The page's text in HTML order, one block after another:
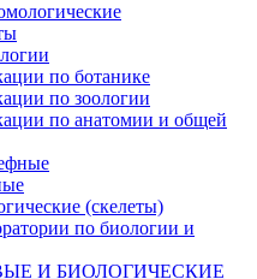
по ботанике
по зоологии
по анатомии и общей
(скелеты)
по биологии и
И БИОЛОГИЧЕСКИЕ